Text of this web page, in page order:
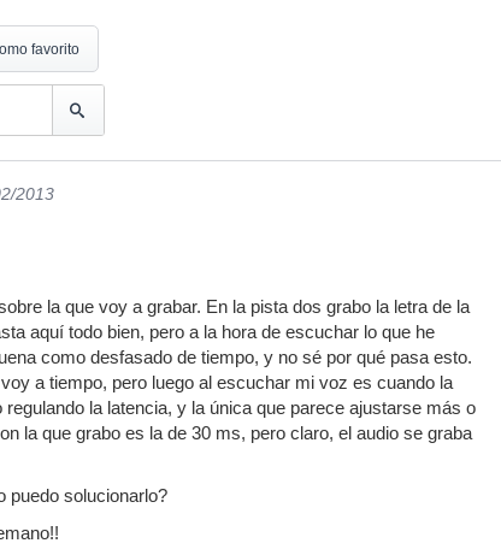
favorito
2013
la que voy a grabar. En la pista dos grabo la letra de la
aquí todo bien, pero a la hora de escuchar lo que he
como desfasado de tiempo, y no sé por qué pasa esto.
a tiempo, pero luego al escuchar mi voz es cuando la
la latencia, y la única que parece ajustarse más o
la que grabo es la de 30 ms, pero claro, el audio se graba
puedo solucionarlo?